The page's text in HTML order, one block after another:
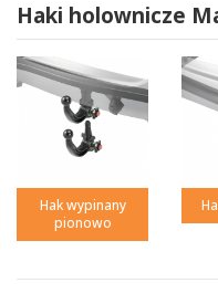
Haki holownicze
Hak wypinany
pionowo